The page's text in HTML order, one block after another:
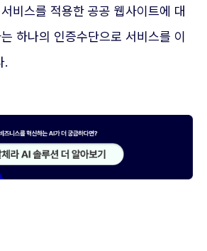
비스를 적용한 공공 웹사이트에 대
하나의 인증수단으로 서비스를 이
.